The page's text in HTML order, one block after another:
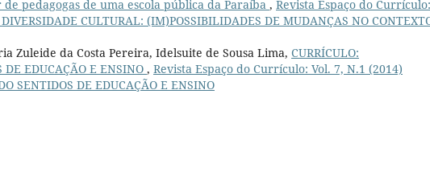
pedagogas de uma escola pública da Paraíba , Revista Espaço do Currículo:
CULTURAL: (IM)POSSIBILIDADES DE MUDANÇAS NO
Zuleide da Costa Pereira, Idelsuite de Sousa Lima, CURRÍCULO:
DE EDUCAÇÃO E ENSINO , Revista Espaço do Currículo: Vol. 7, N.1 (2014)
SENTIDOS DE EDUCAÇÃO E ENSINO